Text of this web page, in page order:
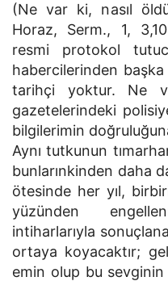
(Ne var ki, nasıl
Horaz, Serm., 1,
resmi protokol
habercilerinden
tarihçi yoktur. Ne
gazetelerindeki
bilgilerimin
Aynı tutkunun
bunlarınkinden daha
ötesinde her yıl,
yüzünden
intiharlarıyla
ortaya koyacaktır;
emin olup bu sevginin